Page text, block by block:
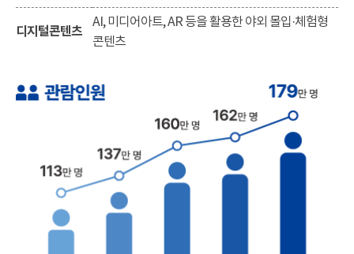
디지털콘텐츠
AI, 미디어아트, AR 등을 활용한 야외 몰입·체험형
콘텐츠